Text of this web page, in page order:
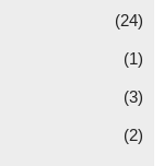
(24)
(1)
(3)
(2)